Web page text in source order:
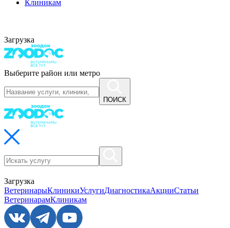
Клиникам
Загрузка
Выберите район или метро
ПОИСК
Загрузка
ВетеринарыКлиникиУслугиДиагностикаАкцииСтатьи
ВетеринарамКлиникам